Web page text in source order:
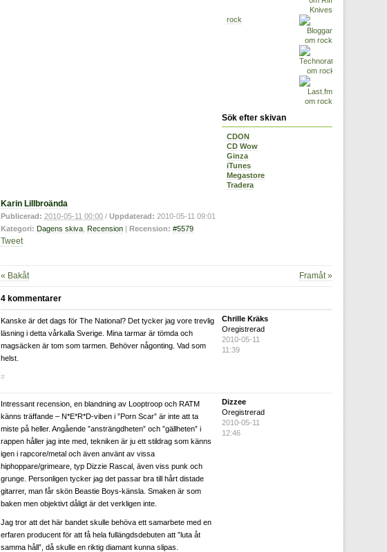
rock
Sök efter skivan
CDON
CD Wow
Ginza
iTunes
Megastore
Tradera
Karin Lillbroända
Publicerad: 2010-05-11 00:00 / Uppdaterad: 2010-05-11 09:01
Kategori: Dagens skiva Recension | Recension: #5579
Tweet
« Bakåt Framåt »
4 kommentarer
Kanske är det dags för The National? Det tycker jag vore trevlig
läsning i detta vårkalla Sverige. Mina tarmar är tömda och
magsäcken är tom som tarmen. Behöver någonting. Vad som
helst.
#
Chrille Kräks
Oregistrerad
2010-05-11
11:39
Intressant recension, en blandning av Looptroop och RATM
känns träffande – N*E*R*D-viben i ”Porn Scar” är inte att ta
miste på heller. Angående ”ansträngdheten” och ”gällheten” i
rappen håller jag inte med, tekniken är ju ett stildrag som känns
igen i rapcore/metal och även använt av vissa
hiphoppare/grimeare, typ Dizzie Rascal, även viss punk och
grunge. Personligen tycker jag det passar bra till hårt distade
gitarrer, man får skön Beastie Boys-känsla. Smaken är som
baken men objektivt dåligt är det verkligen inte.
Jag tror att det här bandet skulle behöva ett samarbete med en
erfaren producent för att få hela fullängdsdebuten att ”luta åt
samma håll”, då skulle en riktig diamant kunna slipas.
Dizzee
Oregistrerad
2010-05-11
12:46